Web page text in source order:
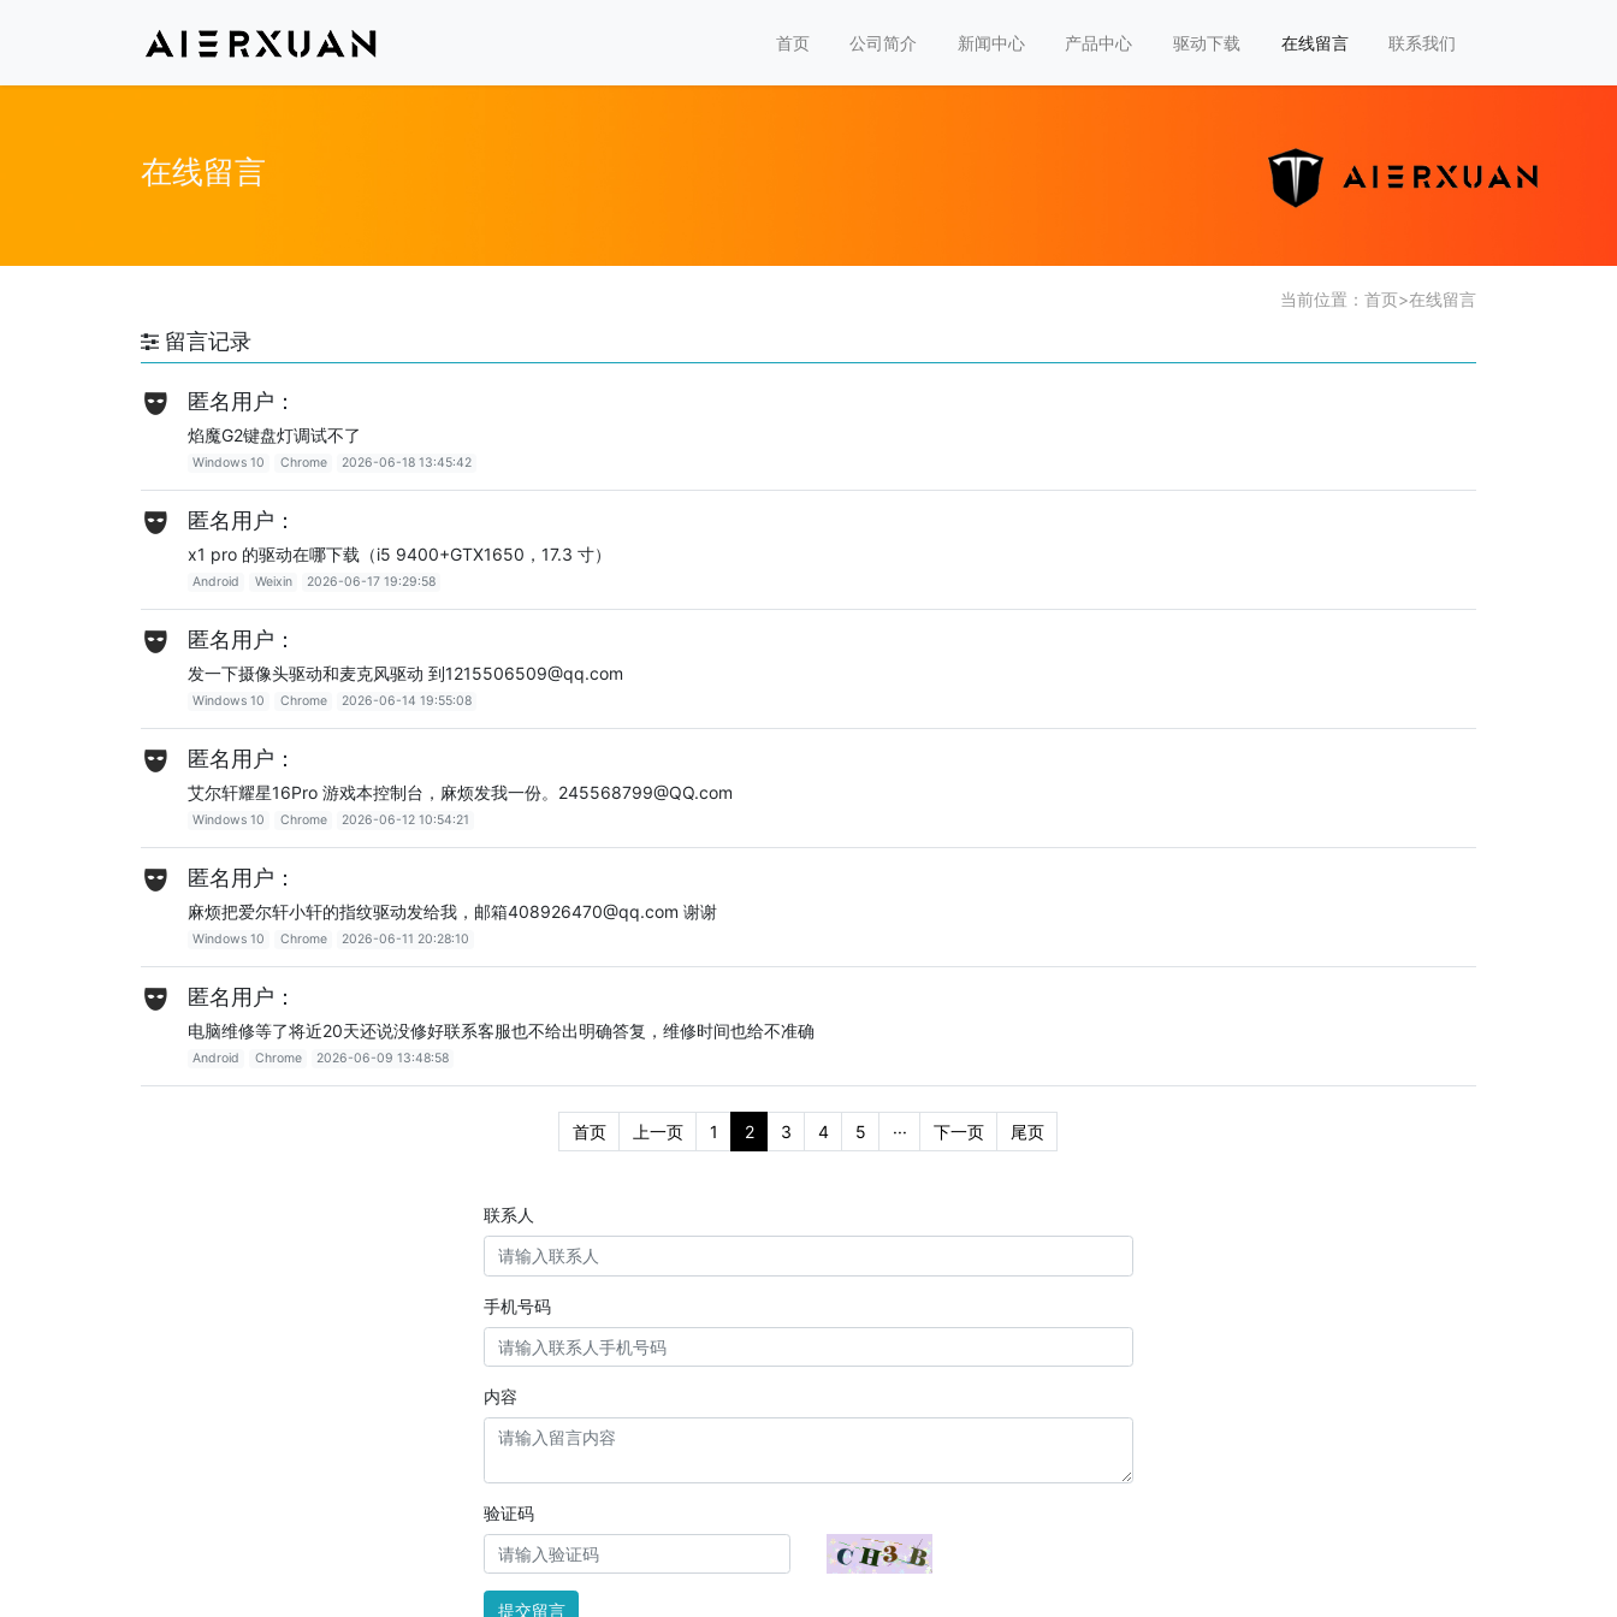
首页 公司简介 新闻中心 产品中心 驱动下载 在线留言 联系我们
在线留言
当前位置： 首页>在线留言
留言记录
匿名用户：
焰魔G2键盘灯调试不了
Windows 10 Chrome 2026-06-18 13:45:42
匿名用户：
x1 pro 的驱动在哪下载（i5 9400+GTX1650，17.3 寸）
Android Weixin 2026-06-17 19:29:58
匿名用户：
发一下摄像头驱动和麦克风驱动 到1215506509@qq.com
Windows 10 Chrome 2026-06-14 19:55:08
匿名用户：
艾尔轩耀星16Pro 游戏本控制台，麻烦发我一份。245568799@QQ.com
Windows 10 Chrome 2026-06-12 10:54:21
匿名用户：
麻烦把爱尔轩小轩的指纹驱动发给我，邮箱408926470@qq.com 谢谢
Windows 10 Chrome 2026-06-11 20:28:10
匿名用户：
电脑维修等了将近20天还说没修好联系客服也不给出明确答复，维修时间也给不准确
Android Chrome 2026-06-09 13:48:58
首页 上一页 1 2 3 4 5 ··· 下一页 尾页
联系人
手机号码
内容
验证码
提交留言